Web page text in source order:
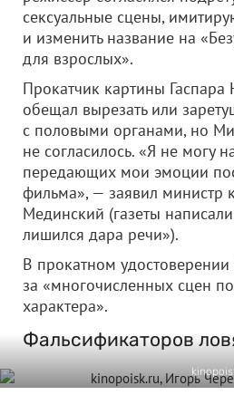
сексуальные сцены,
и изменить название на
для взрослых».
Прокатчик картины
обещал вырезать или
с половыми органами, но
не согласилось. «Я не могу
передающих мои эмоции
фильма», — заявил министр
Мединский (газеты
лишился дара речи»).
В прокатном
за «многочисленных сцен
характера».
Фальсификаторов